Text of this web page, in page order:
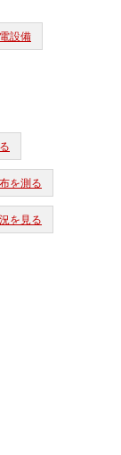
設備
を測る
を見る